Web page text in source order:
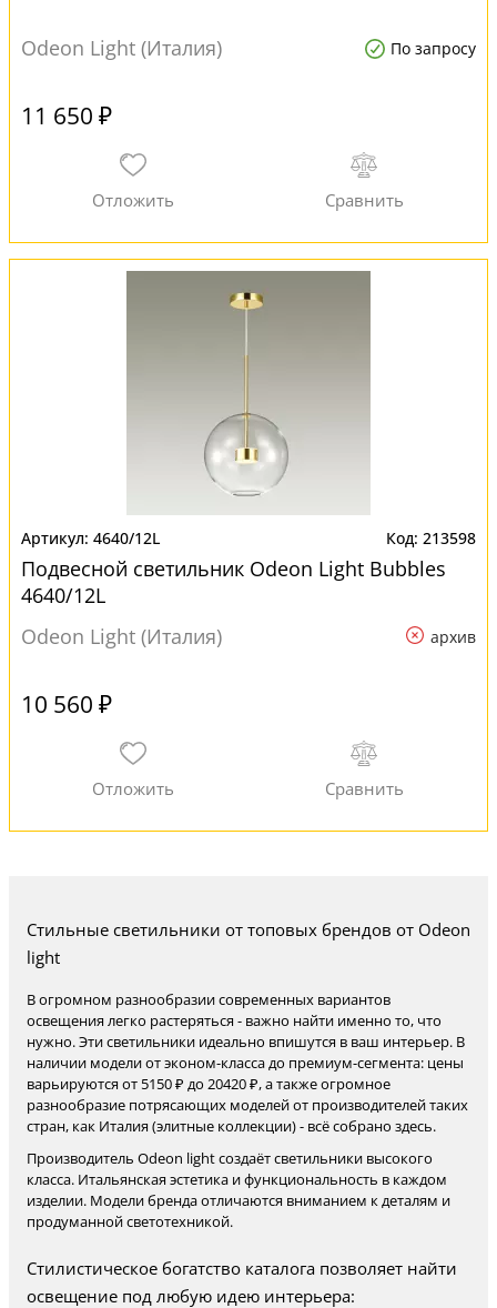
Odeon Light (Италия) По запросу
11 650 ₽
4640/12L 213598
Подвесной светильник Odeon Light Bubbles
4640/12L
Odeon Light (Италия)
архив
10 560 ₽
Стильные светильники от топовых брендов от Odeon
light
В огромном разнообразии современных вариантов
освещения легко растеряться - важно найти именно то, что
нужно. Эти светильники идеально впишутся в ваш интерьер. В
наличии модели от эконом-класса до премиум-сегмента: цены
варьируются от 5150 ₽ до 20420 ₽, а также огромное
разнообразие потрясающих моделей от производителей таких
стран, как Италия (элитные коллекции) - всё собрано здесь.
Производитель Odeon light создаёт светильники высокого
класса. Итальянская эстетика и функциональность в каждом
изделии. Модели бренда отличаются вниманием к деталям и
продуманной светотехникой.
Стилистическое богатство каталога позволяет найти
освещение под любую идею интерьера: